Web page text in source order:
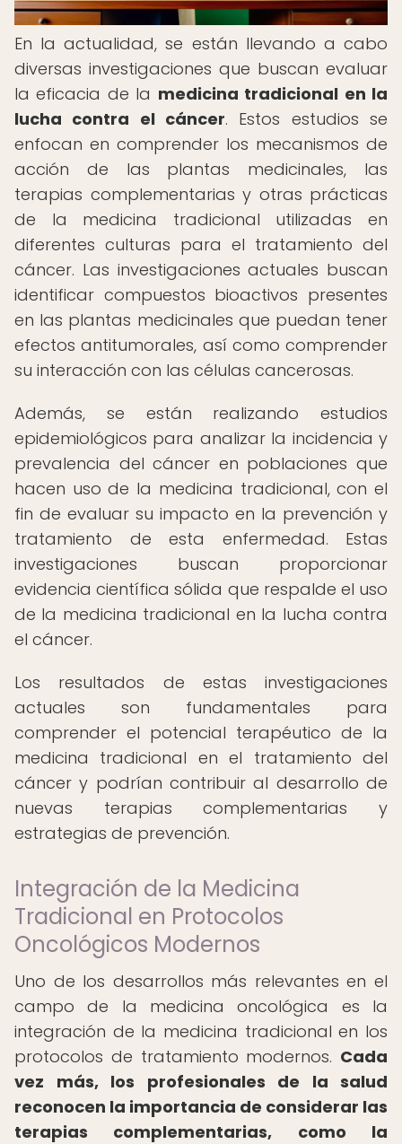
En la actualidad, se están llevando a cabo
diversas investigaciones que buscan evaluar
la eficacia de la medicina tradicional en la
lucha contra el cáncer. Estos estudios se
enfocan en comprender los mecanismos de
acción de las plantas medicinales, las
terapias complementarias y otras prácticas
de la medicina tradicional utilizadas en
diferentes culturas para el tratamiento del
cáncer. Las investigaciones actuales buscan
identificar compuestos bioactivos presentes
en las plantas medicinales que puedan tener
efectos antitumorales, así como comprender
su interacción con las células cancerosas.
Además, se están realizando estudios
epidemiológicos para analizar la incidencia y
prevalencia del cáncer en poblaciones que
hacen uso de la medicina tradicional, con el
fin de evaluar su impacto en la prevención y
tratamiento de esta enfermedad. Estas
investigaciones buscan proporcionar
evidencia científica sólida que respalde el uso
de la medicina tradicional en la lucha contra
el cáncer.
Los resultados de estas investigaciones
actuales son fundamentales para
comprender el potencial terapéutico de la
medicina tradicional en el tratamiento del
cáncer y podrían contribuir al desarrollo de
nuevas terapias complementarias y
estrategias de prevención.
Integración de la Medicina
Tradicional en Protocolos
Oncológicos Modernos
Uno de los desarrollos más relevantes en el
campo de la medicina oncológica es la
integración de la medicina tradicional en los
protocolos de tratamiento modernos. Cada
vez más, los profesionales de la salud
reconocen la importancia de considerar las
terapias complementarias, como la